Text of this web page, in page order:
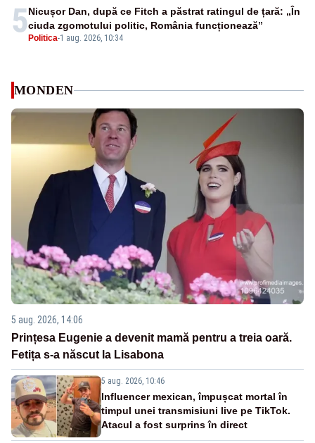
5 Politica-1 aug. 2026, 10:34
Nicușor Dan, după ce Fitch a păstrat ratingul de țară: „În
ciuda zgomotului politic, România funcționează”
MONDEN
5 aug. 2026, 14:06
Prințesa Eugenie a devenit mamă pentru a treia oară.
Fetița s-a născut la Lisabona
5 aug. 2026, 10:46
Influencer mexican, împușcat mortal în
timpul unei transmisiuni live pe TikTok.
Atacul a fost surprins în direct